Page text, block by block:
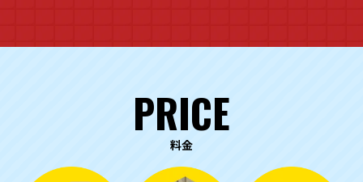
PRICE
料金